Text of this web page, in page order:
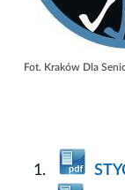
Fot. Kraków Dla